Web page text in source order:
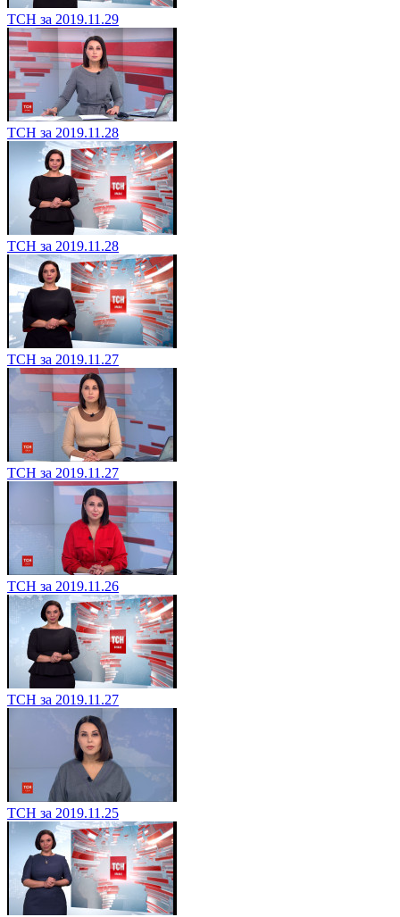
ТСН за 2019.11.29
ТСН за 2019.11.28
ТСН за 2019.11.28
ТСН за 2019.11.27
ТСН за 2019.11.27
ТСН за 2019.11.26
ТСН за 2019.11.27
ТСН за 2019.11.25